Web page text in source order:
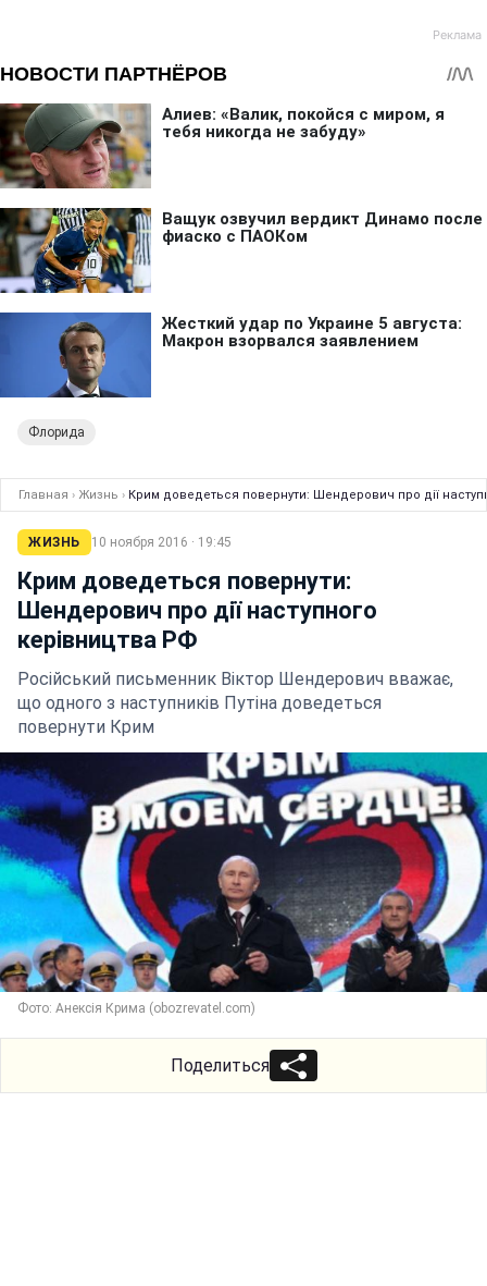
Флорида
Главная › Жизнь › Крим доведеться повернути: Шендерович про дії
ЖИЗНЬ 10 ноября 2016 · 19:45
Крим доведеться повернути:
Шендерович про дії наступного
керівництва РФ
Російський письменник Віктор Шендерович вважає,
що одного з наступників Путіна доведеться
повернути Крим
Фото: Анексія Крима (obozrevatel.com)
Поделиться